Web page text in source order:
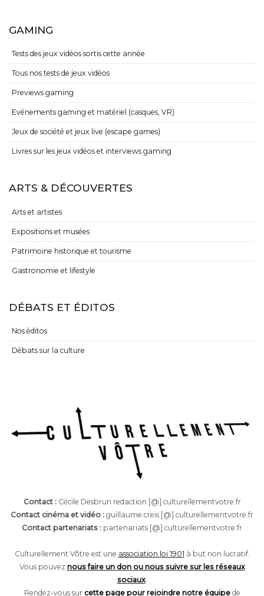
GAMING
Tests des jeux vidéos sortis cette année
Tous nos tests de jeux vidéos
Previews gaming
Evénements gaming et matériel (casques, VR)
Jeux de société et jeux live (escape games)
Livres sur les jeux vidéos et interviews gaming
ARTS & DÉCOUVERTES
Arts et artistes
Expositions et musées
Patrimoine historique et tourisme
Gastronomie et lifestyle
DÉBATS ET ÉDITOS
Nos éditos
Débats sur la culture
Contact :Cécile Desbrun redaction [@] culturellementvotre.fr
Contact cinéma et vidéo : guillaume.creis [@] culturellementvotre.fr
Contact partenariats : partenariats [@] culturellementvotre.fr
Culturellement Vôtre est une association loi 1901 à but non lucratif.
Vous pouvez nous faire un don ou nous suivre sur les réseaux
sociaux.
Rendez-vous sur cette page pour rejoindre notre équipe de